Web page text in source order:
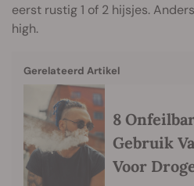
eerst rustig 1 of 2 hijsjes.
high.
Gerelateerd Artikel
8
Gebruik
Voor